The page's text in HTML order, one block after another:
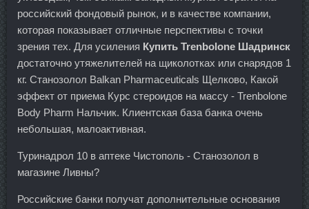
российский фондовый рынок, и в качестве компании,
которая показывает отличные перспективы с точки
зрения тех. Для усиления Купить Trenbolone Шадринск
достаточно утяжелителей на щиколотках или снарядов 1
кг. Станозолол Balkan Pharmaceuticals Щелково, Какой
эффект от приема Курс стероидов на массу - Trenbolone
Body Pharm Нальчик. Клиентская база банка очень
небольшая, малоактивная.
Туринадрол 10 в аптеке Чистополь - Станозолол в
магазине Ливны?
Российские банки получат дополнительные основания